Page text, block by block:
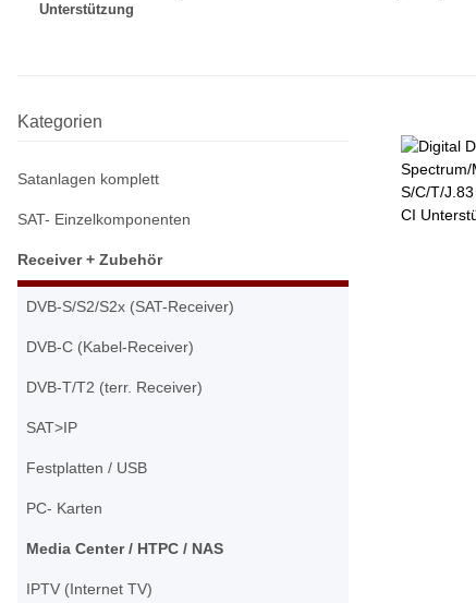
Unterstützung
Kategorien
Satanlagen komplett
SAT- Einzelkomponenten
Receiver + Zubehör
DVB-S/S2/S2x (SAT-Receiver)
DVB-C (Kabel-Receiver)
DVB-T/T2 (terr. Receiver)
SAT>IP
Festplatten / USB
PC- Karten
Media Center / HTPC / NAS
IPTV (Internet TV)